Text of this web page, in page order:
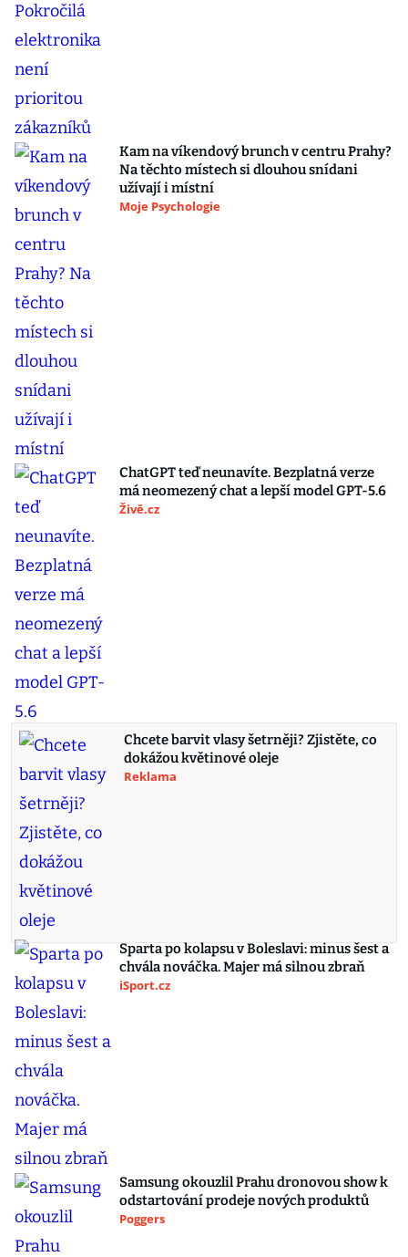
Kam na víkendový brunch v centru Prahy?
Na těchto místech si dlouhou snídani
užívají i místní
Moje Psychologie
ChatGPT teď neunavíte. Bezplatná verze
má neomezený chat a lepší model GPT-5.6
Živě.cz
Chcete barvit vlasy šetrněji? Zjistěte, co
dokážou květinové oleje
Reklama
Sparta po kolapsu v Boleslavi: minus šest a
chvála nováčka. Majer má silnou zbraň
iSport.cz
Samsung okouzlil Prahu dronovou show k
odstartování prodeje nových produktů
Poggers